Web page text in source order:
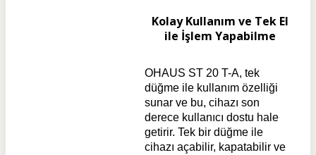
Kolay Kullanım ve Tek El
ile İşlem Yapabilme
OHAUS ST 20 T-A, tek
düğme ile kullanım özelliği
sunar ve bu, cihazı son
derece kullanıcı dostu hale
getirir. Tek bir düğme ile
cihazı açabilir, kapatabilir ve